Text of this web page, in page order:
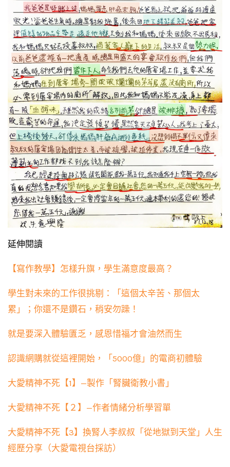
延伸閱讀
【寫作教學】怎樣升旗，學生滿意度最高？
學生對未來的工作很挑剔：「這個太辛苦、那個太
累」；你還不是鑽石，稍安勿躁！
就是要深入體驗匱乏，感恩惜福才會油然而生
認識網購就從這裡開始，「5000億」的電商初體驗
大愛精神不死【1】—製作「腎臟衛教小書」
大愛精神不死【２】—作者情緒分析學習單
大愛精神不死【3】換腎人李叔叔「從地獄到天堂」人生
經歷分享（大愛電視台採訪）